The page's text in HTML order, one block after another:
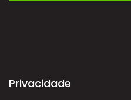
Privacidade